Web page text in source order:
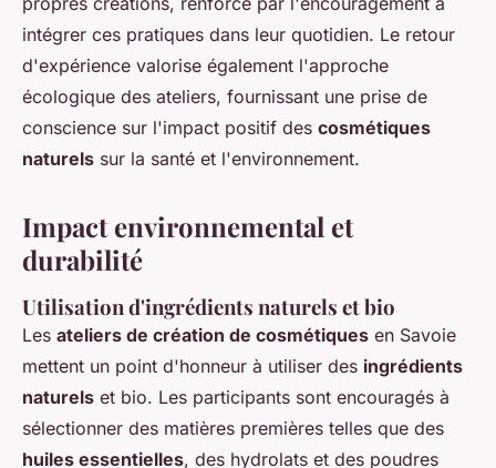
intégrer ces pratiques dans leur quotidien. Le retour
d'expérience valorise également l'approche
écologique des ateliers, fournissant une prise de
conscience sur l'impact positif des cosmétiques
naturels sur la santé et l'environnement.
Impact environnemental et
durabilité
Utilisation d'ingrédients naturels et bio
Les ateliers de création de cosmétiques en Savoie
mettent un point d'honneur à utiliser des ingrédients
naturels et bio. Les participants sont encouragés à
sélectionner des matières premières telles que des
huiles essentielles, des hydrolats et des poudres